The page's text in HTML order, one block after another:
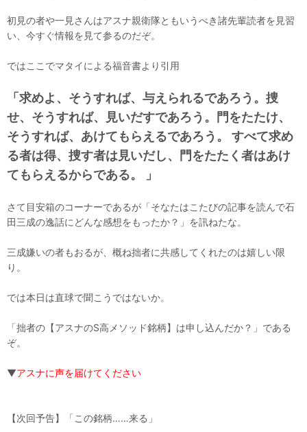
初見の者や一見さんはアスナ親衛隊ともいうべき諸先輩読者を見習
い、今すぐ情報を見て参るのだぞ。
ではここでマタイによる福音書より引用
「求めよ、そうすれば、与えられるであろう。捜
せ、そうすれば、見いだすであろう。門をたたけ、
そうすれば、あけてもらえるであろう。 すべて求め
る者は得、捜す者は見いだし、門をたたく者はあけ
てもらえるからである。 」
さて目安箱のコーナーであるが「そなたはこたびの記事を読んで石
田三成の逸話にどんな感想をもったか？」を訊ねたな。
三成嫌いの者もおるが、概ね拙者に共感してくれたのは嬉しい限
り。
では本日は直球で聞こうではないか。
「拙者の【アスナのS高メソッド銘柄】は申し込んだか？」である
ぞ。
▼アスナに声を届けてください
【次回予告】「この銘柄……来る」